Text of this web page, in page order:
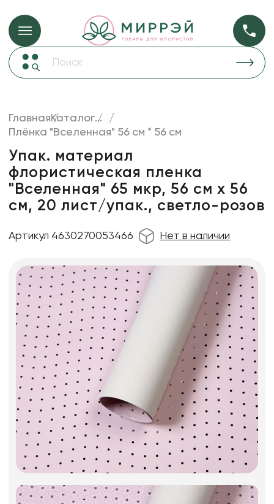
Упаковка для цветов и подарков Упаковка для
Коробки для цветов
Декор для дома
Сухоцветы
Лента
Товары для флористов
Пакеты для цветов и подарков
Искусственные цветы и растения
Декоративные вазы, кашпо
Игрушки мягкие
ГлавнаяКаталог...
Плёнка "Вселенная" 56 см * 56 см
Упак. материал
флористическая пленка
"Вселенная" 65 мкр, 56 см х 56
см, 20 лист/упак., светло-розов
Артикул 4630270053466 Нет в наличии